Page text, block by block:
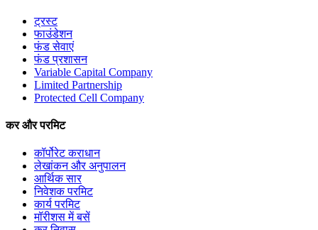
ट्रस्ट
फाउंडेशन
फंड सेवाएं
फंड प्रशासन
Variable Capital Company
Limited Partnership
Protected Cell Company
कर और परमिट
कॉर्पोरेट कराधान
लेखांकन और अनुपालन
आर्थिक सार
निवेशक परमिट
कार्य परमिट
मॉरीशस में बसें